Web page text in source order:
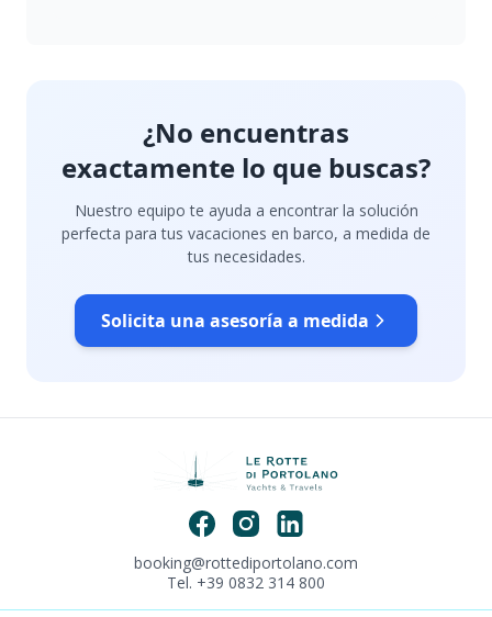
¿No encuentras
exactamente lo que buscas?
Nuestro equipo te ayuda a encontrar la solución
perfecta para tus vacaciones en barco, a medida de
tus necesidades.
Solicita una asesoría a medida
booking@rottediportolano.com
Tel. +39 0832 314 800